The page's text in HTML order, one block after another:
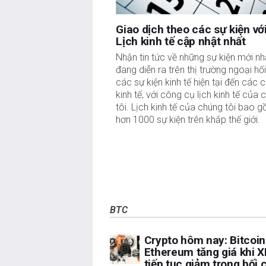
hại nào phát sinh từ thông tin này và việc hiển
Tác giả và FXStreet không phải là các cố vấn
tư.Giao dịch theo các sự kiện với
Lịch kinh tế cập nhật nhất
Nhận tin tức về những sự kiện mới
đang diễn ra trên thị trường ngoại
các sự kiện kinh tế hiện tại đến các
kinh tế, với công cụ lịch kinh tế của
tôi. Lịch kinh tế của chúng tôi bao
hơn 1000 sự kiện trên khắp thế giới.
BTC
Crypto hôm nay:
Ethereum tăng giá khi